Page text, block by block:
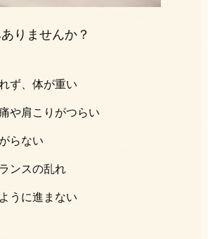
りませんか？
ず、体が重い
や肩こりがつらい
らない
ンスの乱れ
うに進まない